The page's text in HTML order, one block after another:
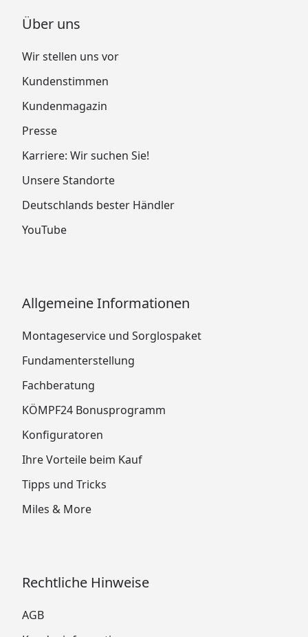
Über uns
Wir stellen uns vor
Kundenstimmen
Kundenmagazin
Presse
Karriere: Wir suchen Sie!
Unsere Standorte
Deutschlands bester Händler
YouTube
Allgemeine Informationen
Montageservice und Sorglospaket
Fundamenterstellung
Fachberatung
KÖMPF24 Bonusprogramm
Konfiguratoren
Ihre Vorteile beim Kauf
Tipps und Tricks
Miles & More
Rechtliche Hinweise
AGB